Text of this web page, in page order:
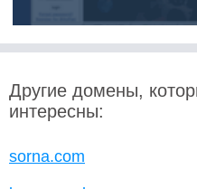
Другие домены,
интересны:
sorna.com